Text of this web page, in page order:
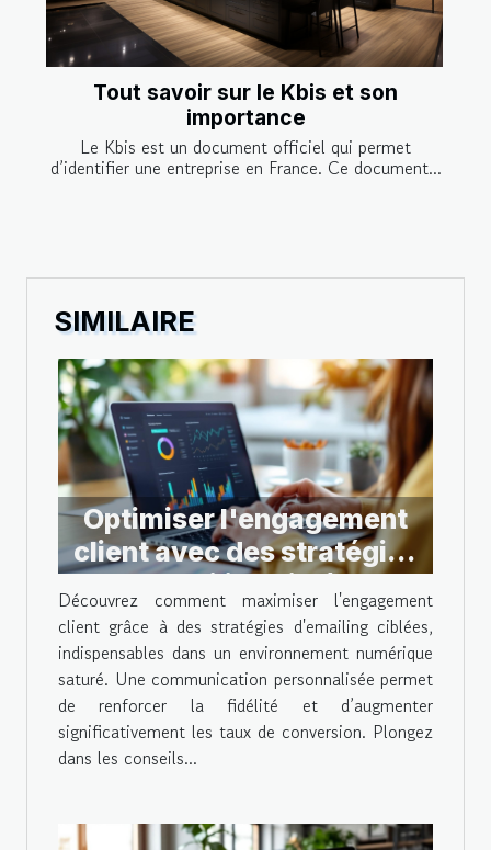
Tout savoir sur le Kbis et son
importance
Le Kbis est un document officiel qui permet
d’identifier une entreprise en France. Ce document...
SIMILAIRE
Optimiser l'engagement
client avec des stratégies
d'emailing ciblées
Découvrez comment maximiser l'engagement
client grâce à des stratégies d'emailing ciblées,
indispensables dans un environnement numérique
saturé. Une communication personnalisée permet
de renforcer la fidélité et d’augmenter
significativement les taux de conversion. Plongez
dans les conseils...